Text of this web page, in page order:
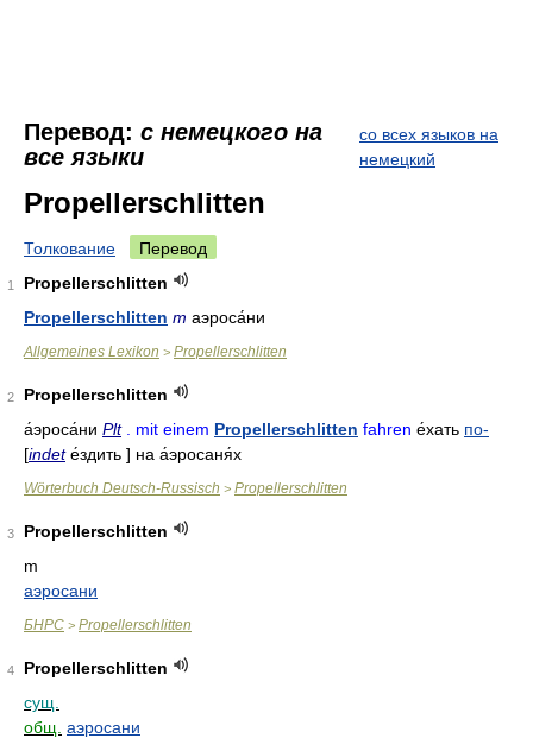
Перевод: с немецкого на
все языки
со всех языков на
немецкий
Propellerschlitten
Толкование Перевод
1
Propellerschlitten
Propellerschlitten m аэроса́ни
Allgemeines Lexikon > Propellerschlitten
2
Propellerschlitten
а́эроса́ни Plt . mit einem Propellerschlitten fahren е́хать по-
[indet е́здить ] на а́эросаня́х
Wörterbuch Deutsch-Russisch > Propellerschlitten
3
Propellerschlitten
m
аэросани
БНРС > Propellerschlitten
4
Propellerschlitten
сущ.
общ. аэросани